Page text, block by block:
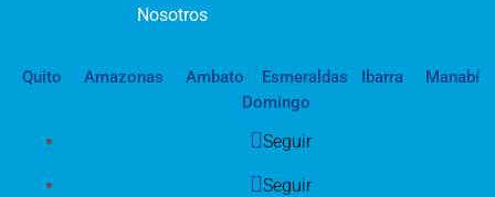
Nosotros
Quito Amazonas Ambato Esmeraldas Ibarra
Manabí
Domingo
Seguir
Seguir